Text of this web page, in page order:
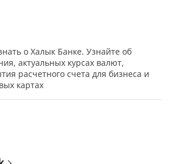
о Халык Банке. Узнайте об
актуальных курсах валют,
расчетного счета для бизнеса и
картах